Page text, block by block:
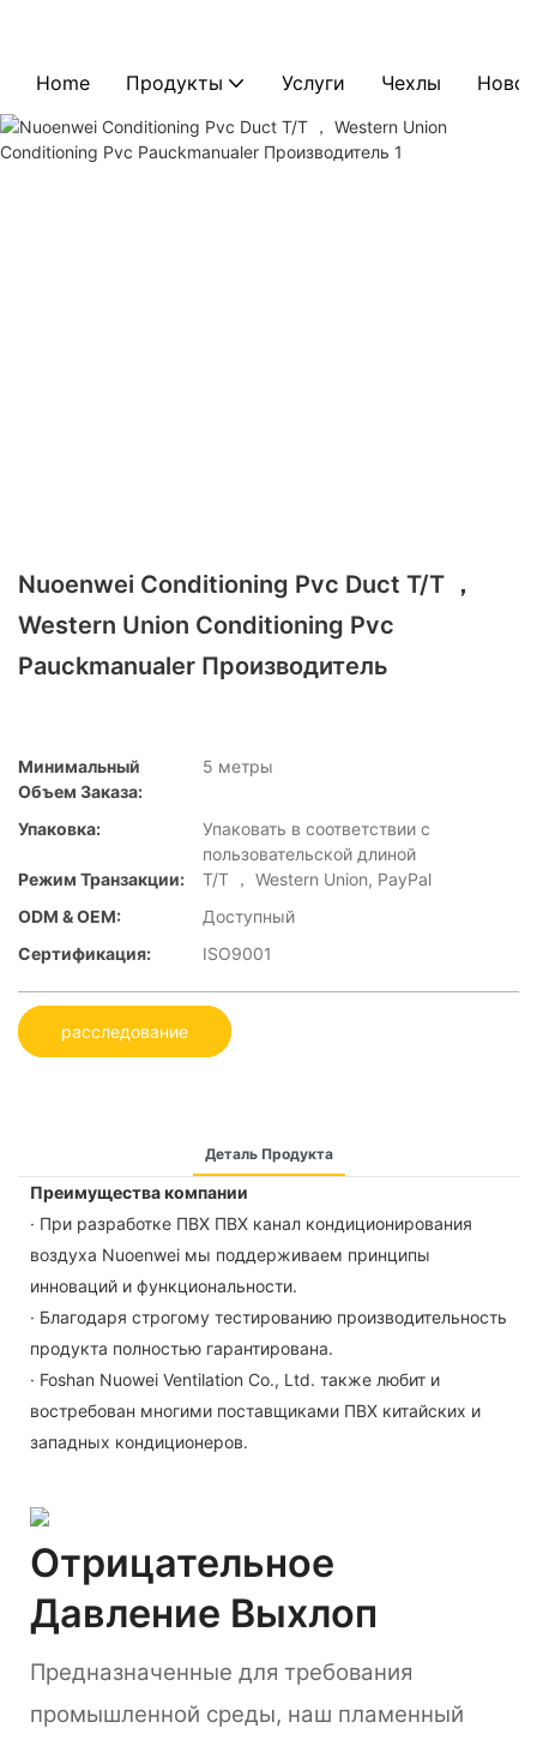
Home Продукты Услуги Чехлы
Nuoenwei Conditioning Pvc Duct T/T ，
Western Union Conditioning Pvc
Pauckmanualer Производитель
Минимальный
Объем Заказа:
5 метры
Упаковка:
Упаковать в соответствии с
пользовательской длиной
Режим Транзакции:
T/T ， Western Union, PayPal
ODM & OEM:
Доступный
Сертификация:
ISO9001
расследование
Деталь Продукта
Преимущества компании
· При разработке ПВХ ПВХ канал кондиционирования
воздуха Nuoenwei мы поддерживаем принципы
инноваций и функциональности.
· Благодаря строгому тестированию производительность
продукта полностью гарантирована.
· Foshan Nuowei Ventilation Co., Ltd. также любит и
востребован многими поставщиками ПВХ китайских и
западных кондиционеров.
Отрицательное
Давление Выхлоп
Предназначенные для требования
промышленной среды, наш пламенный